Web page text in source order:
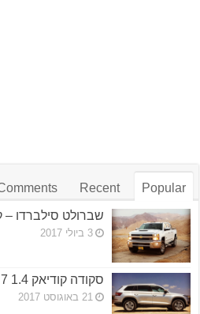
Popular
Recent
Comments
שברולט סילברדו –
3 ביולי 2017
סקודה קודיאק 1.4 7 מקומות – ילדים זה שמחה
21 באוגוסט 2017